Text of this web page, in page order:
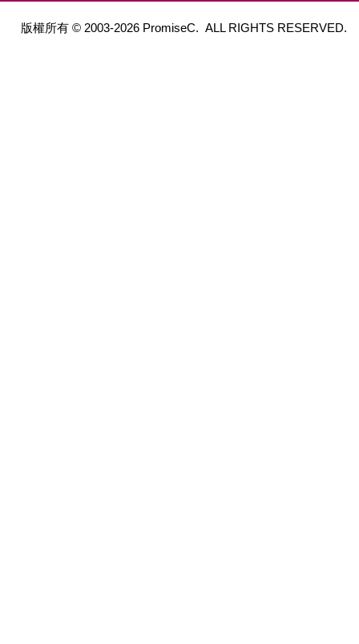
版權所有 © 2003-2026 PromiseC. ALL RIGHTS RESERVED.